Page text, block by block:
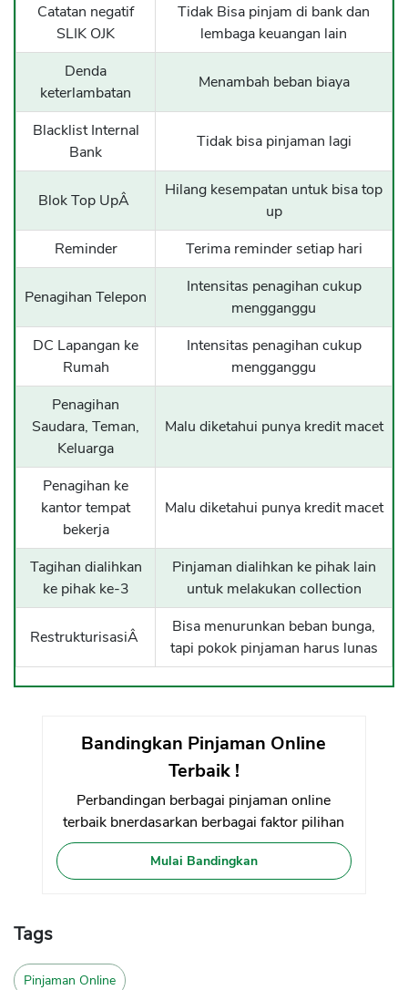
Catatan negatif
SLIK OJK
Tidak Bisa pinjam di bank dan
lembaga keuangan lain
Denda
keterlambatan
Menambah beban biaya
Blacklist Internal
Bank
Tidak bisa pinjaman lagi
Blok Top UpÂ
Hilang kesempatan untuk bisa top
up
Reminder
Terima reminder setiap hari
Penagihan Telepon
Intensitas penagihan cukup
mengganggu
DC Lapangan ke
Rumah
Intensitas penagihan cukup
mengganggu
Penagihan
Saudara, Teman,
Keluarga
Malu diketahui punya kredit macet
Penagihan ke
kantor tempat
bekerja
Malu diketahui punya kredit macet
Tagihan dialihkan
ke pihak ke-3
Pinjaman dialihkan ke pihak lain
untuk melakukan collection
RestrukturisasiÂ
Bisa menurunkan beban bunga,
tapi pokok pinjaman harus lunas
Bandingkan Pinjaman Online
Terbaik !
Perbandingan berbagai pinjaman online
terbaik bnerdasarkan berbagai faktor pilihan
Mulai Bandingkan
Tags
Pinjaman Online